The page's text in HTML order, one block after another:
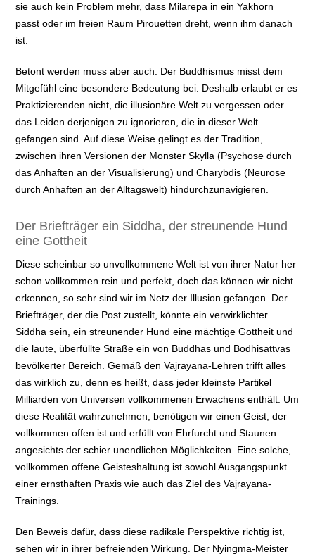
sie auch kein Problem mehr, dass Milarepa in ein Yakhorn
passt oder im freien Raum Pirouetten dreht, wenn ihm danach
ist.
Betont werden muss aber auch: Der Buddhismus misst dem
Mitgefühl eine besondere Bedeutung bei. Deshalb erlaubt er es
Praktizierenden nicht, die illusionäre Welt zu vergessen oder
das Leiden derjenigen zu ignorieren, die in dieser Welt
gefangen sind. Auf diese Weise gelingt es der Tradition,
zwischen ihren Versionen der Monster Skylla (Psychose durch
das Anhaften an der Visualisierung) und Charybdis (Neurose
durch Anhaften an der Alltagswelt) hindurchzunavigieren.
Der Briefträger ein Siddha, der streunende Hund
eine Gottheit
Diese scheinbar so unvollkommene Welt ist von ihrer Natur her
schon vollkommen rein und perfekt, doch das können wir nicht
erkennen, so sehr sind wir im Netz der Illusion gefangen. Der
Briefträger, der die Post zustellt, könnte ein verwirklichter
Siddha sein, ein streunender Hund eine mächtige Gottheit und
die laute, überfüllte Straße ein von Buddhas und Bodhisattvas
bevölkerter Bereich. Gemäß den Vajrayana-Lehren trifft alles
das wirklich zu, denn es heißt, dass jeder kleinste Partikel
Milliarden von Universen vollkommenen Erwachens enthält. Um
diese Realität wahrzunehmen, benötigen wir einen Geist, der
vollkommen offen ist und erfüllt von Ehrfurcht und Staunen
angesichts der schier unendlichen Möglichkeiten. Eine solche,
vollkommen offene Geisteshaltung ist sowohl Ausgangspunkt
einer ernsthaften Praxis wie auch das Ziel des Vajrayana-
Trainings.
Den Beweis dafür, dass diese radikale Perspektive richtig ist,
sehen wir in ihrer befreienden Wirkung. Der Nyingma-Meister